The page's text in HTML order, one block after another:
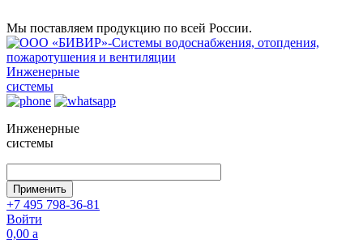
Мы поставляем продукцию по всей России.
Инженерные
системы
Инженерные
системы
+7 495 798-36-81
Войти
0,00 a